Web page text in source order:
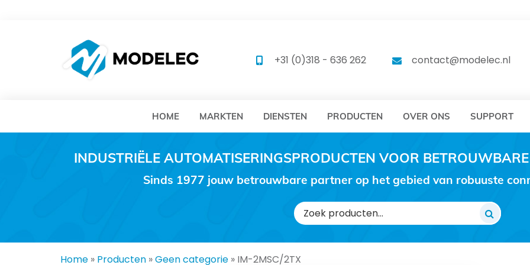
MODELEC MODELEC
+31 (0)318 - 636 262 contact@modelec.nl
HOME MARKTEN DIENSTEN PRODUCTEN OVER ONS SUPPORT
INDUSTRIËLE AUTOMATISERINGSPRODUCTEN VOOR
Sinds 1977 jouw betrouwbare partner op het gebied van robuuste
Zoeken
naar:
Home » Producten »Geen categorie » IM-2MSC/2TX